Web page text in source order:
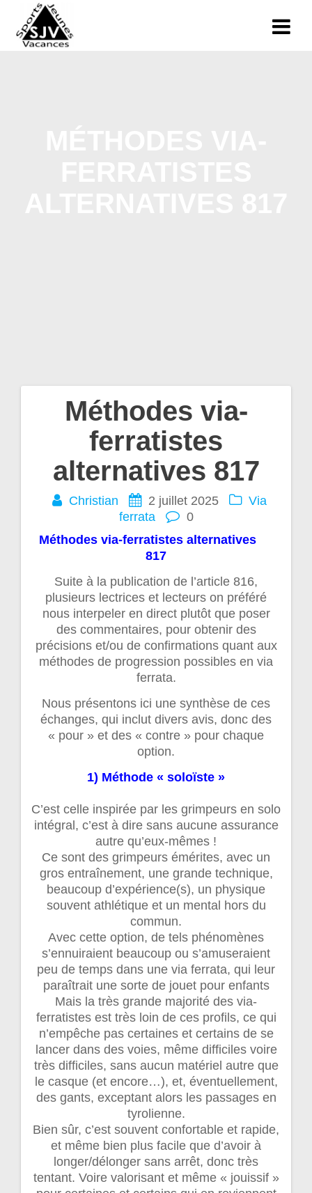
Méthodes via-
ferratistes
alternatives 817
Christian 2 juillet 2025
Via
ferrata
0
Méthodes via-ferratistes alternatives
817
Suite à la publication de l’article 816,
plusieurs lectrices et lecteurs on préféré
nous interpeler en direct plutôt que poser
des commentaires, pour obtenir des
précisions et/ou de confirmations quant aux
méthodes de progression possibles en via
ferrata.
Nous présentons ici une synthèse de ces
échanges, qui inclut divers avis, donc des
« pour » et des « contre » pour chaque
option.
1) Méthode « soloïste »
C’est celle inspirée par les grimpeurs en solo
intégral, c’est à dire sans aucune assurance
autre qu’eux-mêmes !
Ce sont des grimpeurs émérites, avec un
gros entraînement, une grande technique,
beaucoup d’expérience(s), un physique
souvent athlétique et un mental hors du
commun.
Avec cette option, de tels phénomènes
s’ennuiraient beaucoup ou s’amuseraient
peu de temps dans une via ferrata, qui leur
paraîtrait une sorte de jouet pour enfants
Mais la très grande majorité des via-
ferratistes est très loin de ces profils, ce qui
n’empêche pas certaines et certains de se
lancer dans des voies, même difficiles voire
très difficiles, sans aucun matériel autre que
le casque (et encore…), et, éventuellement,
des gants, exceptant alors les passages en
tyrolienne.
Bien sûr, c’est souvent confortable et rapide,
et même bien plus facile que d’avoir à
longer/délonger sans arrêt, donc très
tentant. Voire valorisant et même « jouissif »
Navigation
l’article